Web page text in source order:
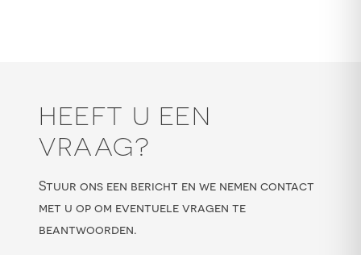
HEEFT U EEN
VRAAG?
Stuur ons een bericht en we nemen contact
met u op om eventuele vragen te
beantwoorden.